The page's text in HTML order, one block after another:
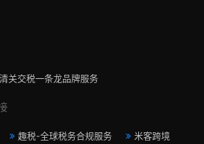
关交税一条龙品牌服务
趣税-全球税务合规服务 米客跨境